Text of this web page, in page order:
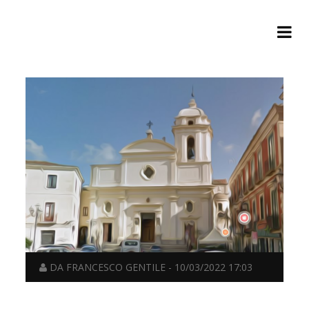
DA FRANCESCO GENTILE - 10/03/2022 17:03